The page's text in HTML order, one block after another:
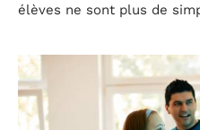
élèves ne sont plus de